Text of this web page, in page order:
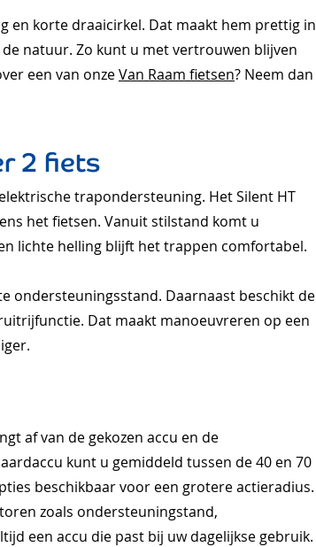
en korte draaicirkel. Dat maakt hem prettig in
natuur. Zo kunt u met vertrouwen blijven
een van onzeVan Raam fietsen? Neem dan
2 fiets
trapondersteuning. Het Silent HT
het fietsen. Vanuit stilstand komt u
lichte helling blijft het trappen comfortabel.
ondersteuningsstand. Daarnaast beschikt de
Dat maakt manoeuvreren op een
af van de gekozen accu en de
kunt u gemiddeld tussen de 40 en 70
beschikbaar voor een grotere actieradius.
zoals ondersteuningstand,
een accu die past bij uw dagelijkse gebruik.